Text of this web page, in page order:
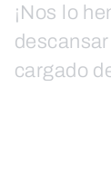
¡Nos lo
cargado